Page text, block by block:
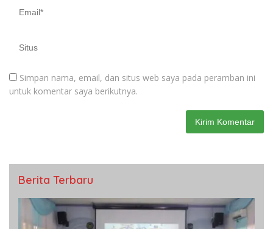
Simpan nama, email, dan situs web saya pada peramban ini
untuk komentar saya berikutnya.
Berita Terbaru